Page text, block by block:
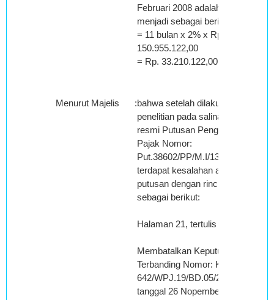
Februari 2008 adalah
menjadi sebagai berikut:
= 11 bulan x 2% x Rp.
150.955.122,00
= Rp. 33.210.122,00
Menurut Majelis :bahwa setelah dilakukan
penelitian pada salinan
resmi Putusan Pengadilan
Pajak Nomor:
Put.38602/PP/M.I/13/2012,
terdapat kesalahan amar
putusan dengan rincian
sebagai berikut:
Halaman 21, tertulis :
Membatalkan Keputusan
Terbanding Nomor: KEP-
642/WPJ.19/BD.05/2010
tanggal 26 Nopember